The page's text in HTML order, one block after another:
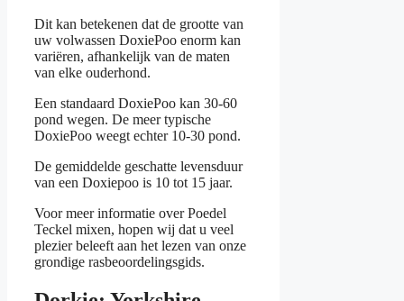
Dit kan betekenen dat de grootte van
uw volwassen DoxiePoo enorm kan
variëren, afhankelijk van de maten
van elke ouderhond.
Een standaard DoxiePoo kan 30-60
pond wegen. De meer typische
DoxiePoo weegt echter 10-30 pond.
De gemiddelde geschatte levensduur
van een Doxiepoo is 10 tot 15 jaar.
Voor meer informatie over Poedel
Teckel mixen, hopen wij dat u veel
plezier beleeft aan het lezen van onze
grondige rasbeoordelingsgids.